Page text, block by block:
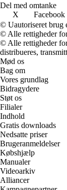
Del med omtanke
X
Facebook
© Uautoriseret brug
© Alle rettigheder
© Alle rettigheder
distribueres,
Mød os
Bag om
Vores grundlag
Bidragydere
Støt os
Filialer
Indhold
Gratis downloads
Nedsatte priser
Brugeranmeldelser
Købshjælp
Manualer
Videoarkiv
Alliancer